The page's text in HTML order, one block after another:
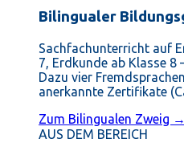
Bilingualer
Sachfachunterricht auf
7, Erdkunde ab Klasse
Dazu vier
anerkannte Zertifikate
Zum Bilingualen Zweig →
AUS DEM BEREICH